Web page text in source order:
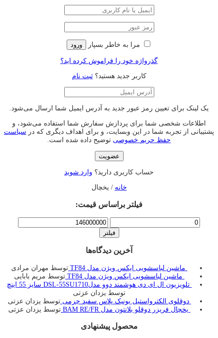
مرا به خاطر بسپار ورود
گذرواژه خود را فراموش کرده اید؟
کاربر جدید هستید؟ثبت نام
یک لینک برای تعیین رمز عبور جدید به آدرس ایمیل شما ارسال می‌شود.
اطلاعات شخصی شما برای پردازش سفارش شما استفاده می‌شود، و
پشتیبانی از تجربه شما در این وبسایت، و برای اهداف دیگری که در سیاست
حفظ حریم خصوصی توضیح داده شده است.
عضویت
حساب کاربری دارید؟ وارد شوید
خانه / یخچال
فیلتر براساس قیمت:
حداقل
قیمت
حداکثر
قیمتفیلتر
آخرین دیدگاه‌ها
ماشین لباسشویی ایکس ویژن مدل TF84
توسط مهران مرادی
ماشین لباسشویی ایکس ویژن مدل TF84
توسط مریم بابایی
تلویزیون ال ای دی هوشمند دوو مدلDSL-55SU1710 سایز 55 اینچ
توسط یزدان عزتی
دوقلوی الکترواستیل یونیک پلاس سفید چرمی توسط یزدان عزتی
یخچال فريزر دوقلو بلانتون مدل BAM RE/FR
توسط یزدان عزتی
محصول پیشنهادی